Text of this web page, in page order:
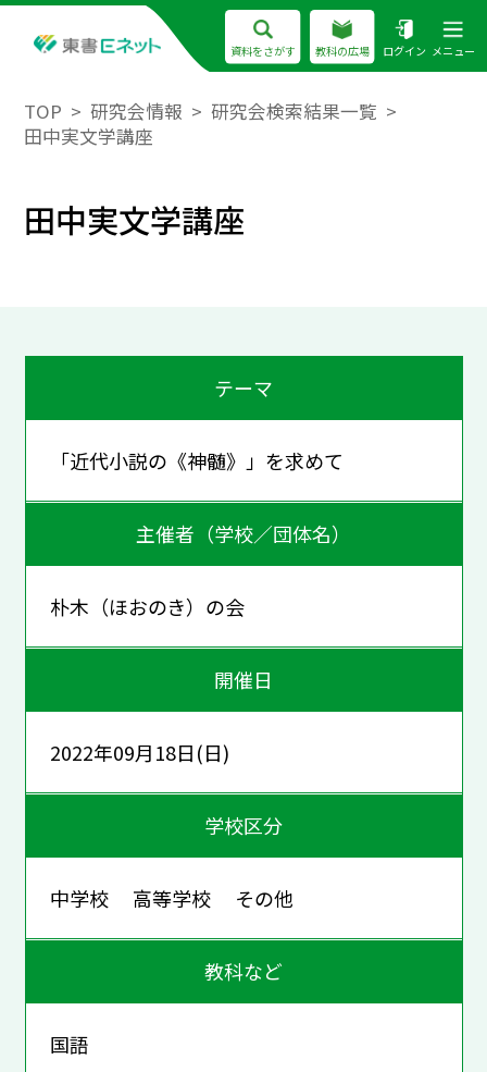
資料をさがす 教科の広場 ログイン メニュー
TOP 研究会情報
研究会検索結果一覧
田中実文学講座
田中実文学講座
テーマ
「近代小説の《神髄》」を求めて
主催者（学校／団体名）
朴木（ほおのき）の会
開催日
2022年09月18日(日)
学校区分
中学校 高等学校 その他
教科など
国語